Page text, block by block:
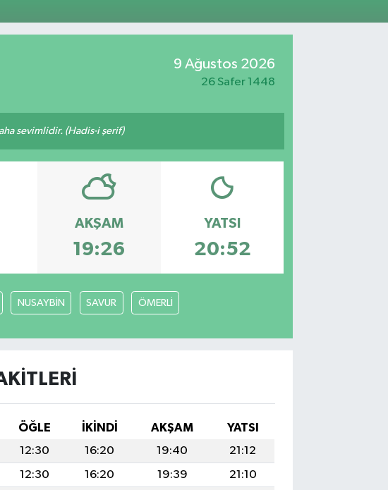
GRAM ALTIN
6660.55
%0
9 Ağustos 2026
26 Safer 1448
sevimlidir. (Hadis-i şerif)
AKŞAM
19:26
YATSI
20:52
NUSAYBİN SAVUR ÖMERLİ
ÖĞLE İKINDI AKŞAM
YATSI
12:30 16:20 19:40
21:12
12:30 16:20 19:39
21:10